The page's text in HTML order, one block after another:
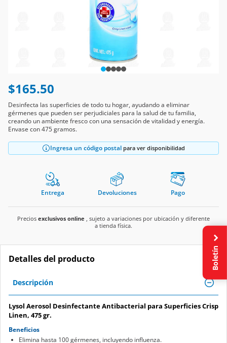
$165.50
Desinfecta las superficies de todo tu hogar, ayudando a eliminar
gérmenes que pueden ser perjudiciales para la salud de tu familia,
creando un ambiente fresco con una sensación de vitalidad y energía.
Envase con 475 gramos.
Ingresa un código postal para ver disponibilidad
Entrega Devoluciones Pago
Precios exclusivos online , sujeto a variaciones por ubicación y diferente
a tienda física.
Detalles del producto
Descripción
Lysol Aerosol Desinfectante Antibacterial para Superficies Crisp
Linen, 475 gr.
Beneficios
Elimina hasta 100 gérmenes, incluyendo influenza.
Boletín